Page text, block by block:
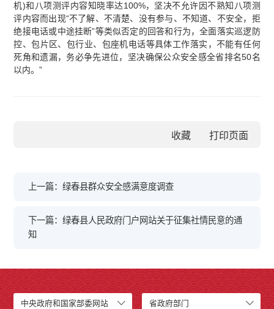
机)和八项测评内容知晓率达100%，坚决不允许因不熟知八项测
评内容而出现“不了解、不清楚、没有参与、不知道、不安全，拒
绝接电话或中途挂断”等类似否定的回答和行为，全面落实巡逻防
控、包片区、包行业、包座机电话等具体工作落实，不能有任何
死角和遗漏，务必争先进位，坚决确保公众安全感全省排名50名
以内。”
收藏
上一篇：绿春县群众安全感满意度调查
下一篇：绿春县人民政府门户网站关于征集社情民意的通
知
中央政府和国家部委网站 省政府部门